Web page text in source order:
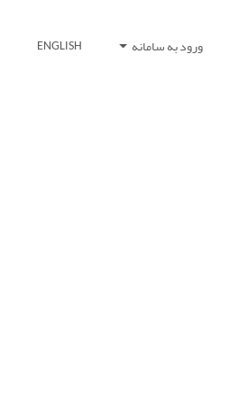
ورود به سامانه ENGLISH